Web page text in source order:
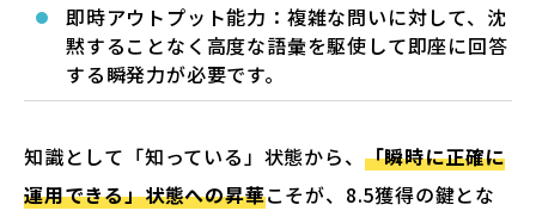
即時アウトプット能力：複雑な問いに対して、沈
黙することなく高度な語彙を駆使して即座に回答
する瞬発力が必要です。
知識として「知っている」状態から、 「瞬時に正確に
運用できる」状態への昇華こそが、8.5獲得の鍵とな